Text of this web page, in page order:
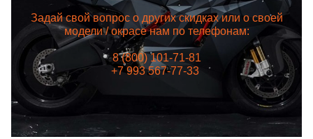
Задай свой вопрос о других скидках или о своей
модели / окрасе нам по телефонам:
8 (800) 101-71-81
+7 993 567-77-33